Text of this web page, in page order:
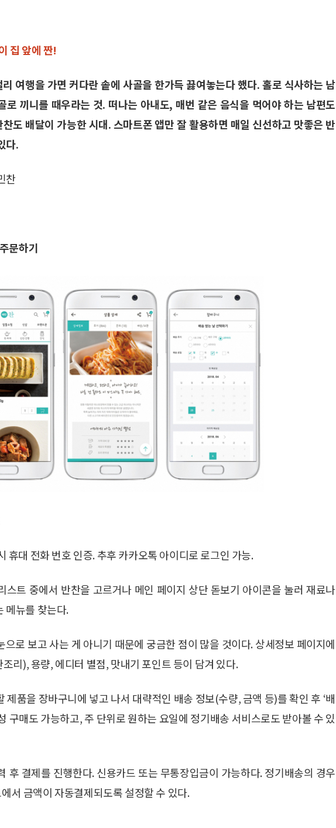
집 앞에 짠!
여행을 가면 커다란 솥에 사골을 한가득 끓여놓는다 했다. 홀로 식사하는 남
로 끼니를 때우라는 것. 떠나는 아내도, 매번 같은 음식을 먹어야 하는 남편도
도 배달이 가능한 시대. 스마트폰 앱만 잘 활용하면 매일 신선하고 맛좋은 반
다.
찬
문하기
휴대 전화 번호 인증. 추후 카카오톡 아이디로 로그인 가능.
트 중에서 반찬을 고르거나 메인 페이지 상단 돋보기 아이콘을 눌러 재료나
메뉴를 찾는다.
로 보고 사는 게 아니기 때문에 궁금한 점이 많을 것이다. 상세정보 페이지에
리), 용량, 에디터 별점, 맛내기 포인트 등이 담겨 있다.
품을 장바구니에 넣고 나서 대략적인 배송 정보(수량, 금액 등)를 확인 후 ‘배
구매도 가능하고, 주 단위로 원하는 요일에 정기배송 서비스로도 받아볼 수 있
결제를 진행한다. 신용카드 또는 무통장입금이 가능하다. 정기배송의 경우
서 금액이 자동결제되도록 설정할 수 있다.